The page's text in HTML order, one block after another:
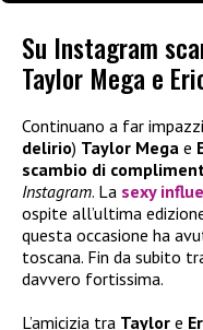
Su Instagram
Taylor Mega e
Continuano a far
delirio) Taylor Mega e
scambio di
Instagram. La sexy
ospite all’ultima
questa occasione ha
toscana. Fin da subito
davvero fortissima.
L’amicizia tra Taylor e